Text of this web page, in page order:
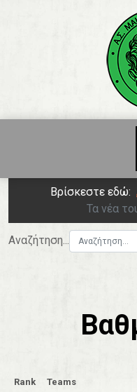
Βρίσκεστε εδώ:
Τα νέα
Αναζήτηση...
Rank Teams